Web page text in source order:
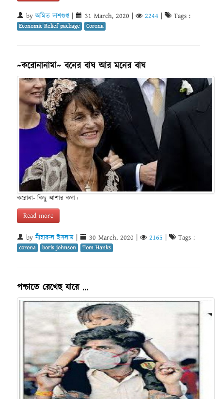
byঅমিত দাশগুপ্ত 31 March, 2020 2244 Tags :
Economic Relief package Corona
~করোনানামা~ বনের বাঘ আর মনের বাঘ
করোনা- কিছু আশার কথা।
Read more
byনীহারুল ইসলাম 30 March, 2020 2165 Tags :
corona boris johnson Tom Hanks
পশ্চাতে রেখেছ যারে ...